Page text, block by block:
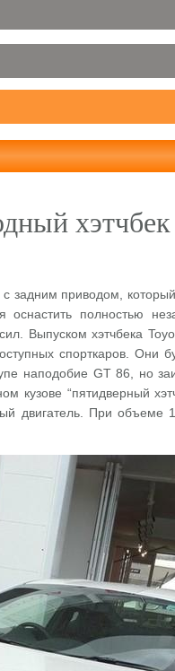
хэтчбек
задним приводом,
оснастить полностью
Выпуском хэтчбека
спорткаров. Они
наподобие GT 86, но
кузове “пятидверный
двигатель. При объеме